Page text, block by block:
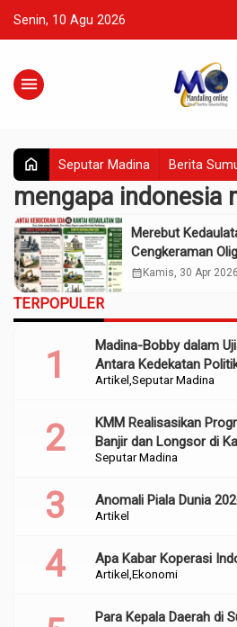
Senin, 10 Agu 2026
menu
home Seputar Madina Berita
mengapa indonesia
Merebut
Cengkeraman
calendar_month Kamis, 30 Apr 2026
TERPOPULER
Artikel Seputar Madina
Madina-Bobby dalam
Antara Kedekatan
Perencanaan
Seputar Madina
KMM Realisasikan
Banjir dan Longsor di
Artikel
Anomali Piala Dunia
Artikel Ekonomi
Apa Kabar Koperasi
Para Kepala Daerah di